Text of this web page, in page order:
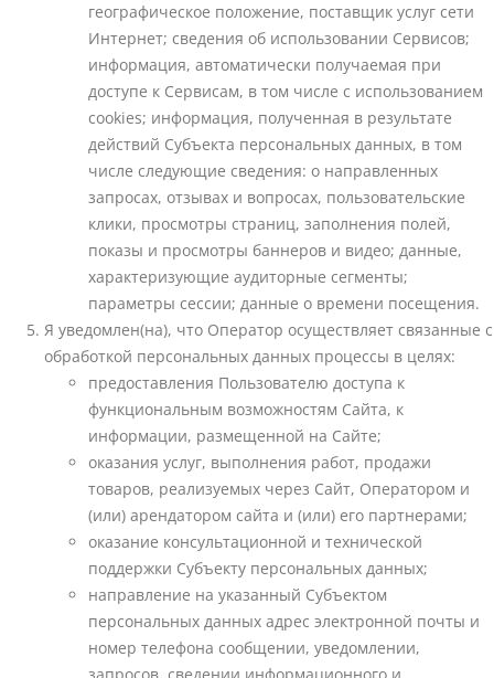
географическое положение, поставщик услуг сети
Интернет; сведения об использовании Сервисов;
информация, автоматически получаемая при
доступе к Сервисам, в том числе с использованием
cookies; информация, полученная в результате
действий Субъекта персональных данных, в том
числе следующие сведения: о направленных
запросах, отзывах и вопросах, пользовательские
клики, просмотры страниц, заполнения полей,
показы и просмотры баннеров и видео; данные,
характеризующие аудиторные сегменты;
параметры сессии; данные о времени посещения.
Я уведомлен(на), что Оператор осуществляет связанные с
обработкой персональных данных процессы в целях:
предоставления Пользователю доступа к
функциональным возможностям Сайта, к
информации, размещенной на Сайте;
оказания услуг, выполнения работ, продажи
товаров, реализуемых через Сайт, Оператором и
(или) арендатором сайта и (или) его партнерами;
оказание консультационной и технической
поддержки Субъекту персональных данных;
направление на указанный Субъектом
персональных данных адрес электронной почты и
номер телефона сообщении, уведомлении,